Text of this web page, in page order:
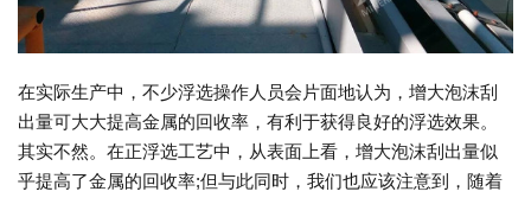
在实际生产中，不少浮选操作人员会片面地认为，增大泡沫刮
出量可大大提高金属的回收率，有利于获得良好的浮选效果。
其实不然。在正浮选工艺中，从表面上看，增大泡沫刮出量似
乎提高了金属的回收率;但与此同时，我们也应该注意到，随着